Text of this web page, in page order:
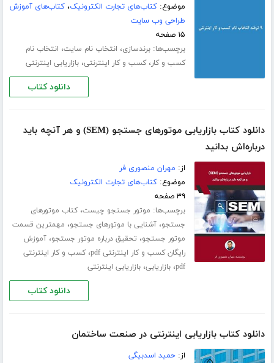
موضوع:کتاب‌های تجارت الکترونیک،کتاب‌های آموزش
طراحی وب سایت
۱۵ صفحه
برچسب‌ها:برندسازی، انتخاب نام سایت، انتخاب نام
کسب و کار،کسب و کار اینترنتی،بازاریابی اینترنتی
دانلود کتاب
دانلود کتاب بازاریابی موتورهای جستجو (SEM) و هر آنچه باید
درباره‌اش بدانید
از: مهران منصوری فر
موضوع:کتاب‌های تجارت الکترونیک
۳۹ صفحه
برچسب‌ها: موتور جستجو چیست،کتاب موتورهای
جستجو،آشنایی با موتورهای جستجو، مهمترین قسمت
موتور جستجو، تحقیق درباره موتور جستجو،آموزش
رایگان کسب و کار اینترنتی pdf
،کسب و کار اینترنتی
pdf،بازاریابی،بازاریابی اینترنتی
دانلود کتاب
دانلود کتاب بازاریابی اینترنتی در صنعت ساختمان
از:حمید اسدبیگی